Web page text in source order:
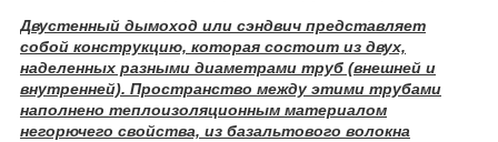
Двустенный дымоход или сэндвич представляет
собой конструкцию, которая состоит из двух,
наделенных разными диаметрами труб (внешней и
внутренней). Пространство между этими трубами
наполнено теплоизоляционным материалом
негорючего свойства, из базальтового волокна